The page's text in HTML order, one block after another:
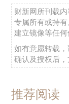
财新网所刊载
专属所有或持
建立镜像等任何
如有意愿转载
确认及授权后，
推荐阅读